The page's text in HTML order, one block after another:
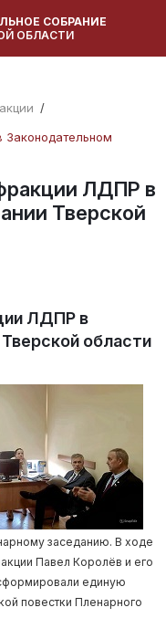
СОБРАНИЕ
ОБЛАСТИ
ЛДПР в
Тверской
ЛДПР в
области
заседанию. В ходе
Павел Королёв и его
единую
повестки Пленарного